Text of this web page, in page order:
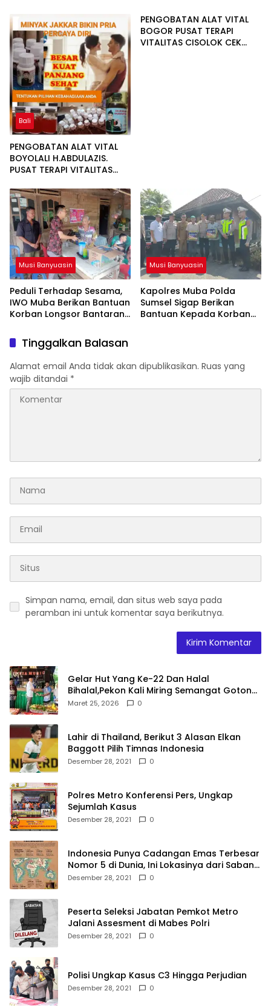
Bali
PENGOBATAN ALAT VITAL
BOYOLALI H.ABDULAZIS.
PUSAT TERAPI VITALITAS
PENGOBATAN ALAT VITAL
BOGOR PUSAT TERAPI
VITALITAS CISOLOK CEK
Musi Banyuasin
Peduli Terhadap Sesama,
IWO Muba Berikan Bantuan
Korban Longsor Bantaran
Musi Banyuasin
Kapolres Muba Polda
Sumsel Sigap Berikan
Bantuan Kepada Korban
Tinggalkan Balasan
Alamat email Anda tidak akan dipublikasikan. Ruas yang
wajib ditandai *
Simpan nama, email, dan situs web saya pada
peramban ini untuk komentar saya berikutnya.
Gelar Hut Yang Ke-22 Dan Halal
Bihalal,Pekon Kali Miring Semangat Gotong
Royong
Maret 25, 2026 0
Lahir di Thailand, Berikut 3 Alasan Elkan
Baggott Pilih Timnas Indonesia
Desember 28, 2021 0
Polres Metro Konferensi Pers, Ungkap
Sejumlah Kasus
Desember 28, 2021 0
Indonesia Punya Cadangan Emas Terbesar
Nomor 5 di Dunia, Ini Lokasinya dari Sabang
hingga Merauke
Desember 28, 2021 0
Peserta Seleksi Jabatan Pemkot Metro
Jalani Assesment di Mabes Polri
Desember 28, 2021 0
Polisi Ungkap Kasus C3 Hingga Perjudian
Desember 28, 2021 0